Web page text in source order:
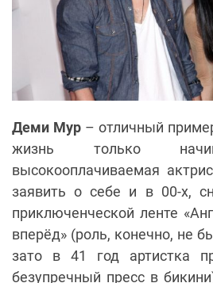
Деми Мур – отличный
жизнь только
высокооплачиваемая
заявить о себе и в 00-х,
приключенческой ленте
вперёд» (роль, конечно, не
зато в 41 год артистка
безупречный пресс в